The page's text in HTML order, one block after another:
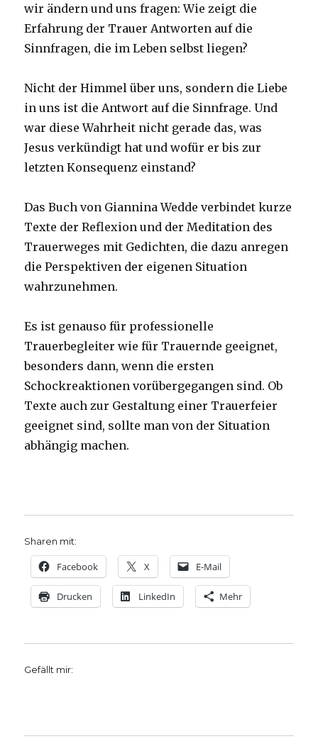
wir ändern und uns fragen: Wie zeigt die
Erfahrung der Trauer Antworten auf die
Sinnfragen, die im Leben selbst liegen?
Nicht der Himmel über uns, sondern die Liebe
in uns ist die Antwort auf die Sinnfrage. Und
war diese Wahrheit nicht gerade das, was
Jesus verkündigt hat und wofür er bis zur
letzten Konsequenz einstand?
Das Buch von Giannina Wedde verbindet kurze
Texte der Reflexion und der Meditation des
Trauerweges mit Gedichten, die dazu anregen
die Perspektiven der eigenen Situation
wahrzunehmen.
Es ist genauso für professionelle
Trauerbegleiter wie für Trauernde geeignet,
besonders dann, wenn die ersten
Schockreaktionen vorübergegangen sind. Ob
Texte auch zur Gestaltung einer Trauerfeier
geeignet sind, sollte man von der Situation
abhängig machen.
Sharen mit:
Facebook X E-Mail
Drucken LinkedIn Mehr
Gefällt mir: